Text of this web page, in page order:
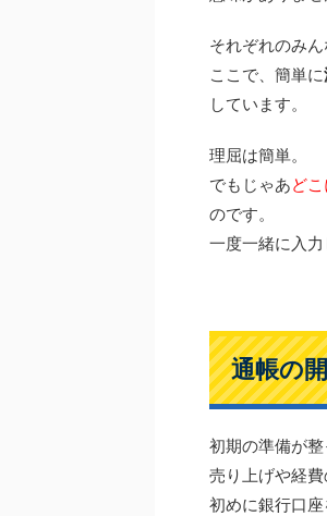
それぞれのみ
ここで、簡単に
しています。
理屈は簡単。
でもじゃあど
のです。
一度一緒に入力
通帳の
初期の準備が
売り上げや経費
初めに銀行口